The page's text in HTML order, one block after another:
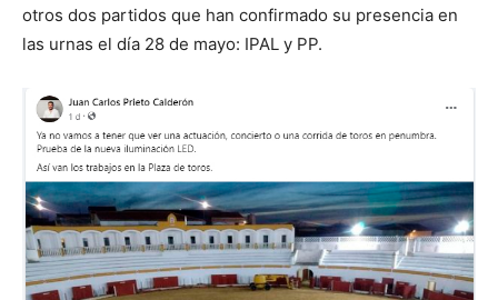
otros dos partidos que han confirmado su presencia en
las urnas el día 28 de mayo: IPAL y PP.